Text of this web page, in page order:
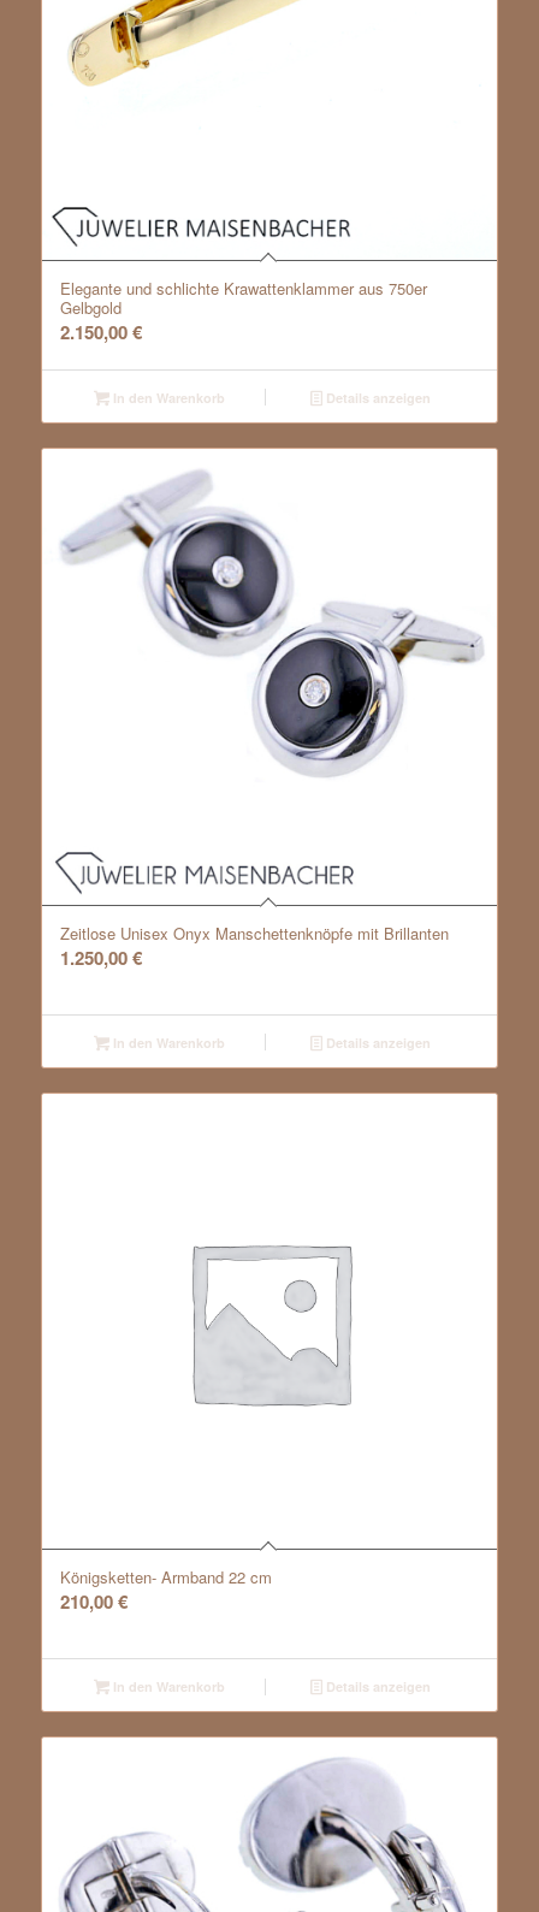
Elegante und schlichte Krawattenklammer aus 750er
Gelbgold
2.150,00€
In den Warenkorb Details anzeigen
Zeitlose Unisex Onyx Manschettenknöpfe mit Brillanten
1.250,00€
In den Warenkorb Details anzeigen
Königsketten- Armband 22 cm
210,00€
In den Warenkorb Details anzeigen